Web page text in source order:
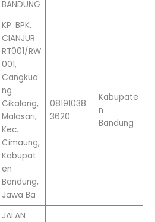
BANDUNG
KP. BPK.
CIANJUR
RT001/RW
001,
Cangkua
ng
Cikalong,
Malasari,
Kec.
Cimaung,
Kabupat
en
Bandung,
Jawa Ba
08191038
3620
Kabupate
n
Bandung
JALAN